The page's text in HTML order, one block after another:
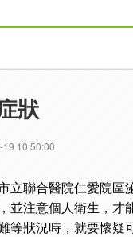
狀
10:50:00
立聯合醫院仁愛院區
並注意個人衛生，才
等狀況時，就要懷疑